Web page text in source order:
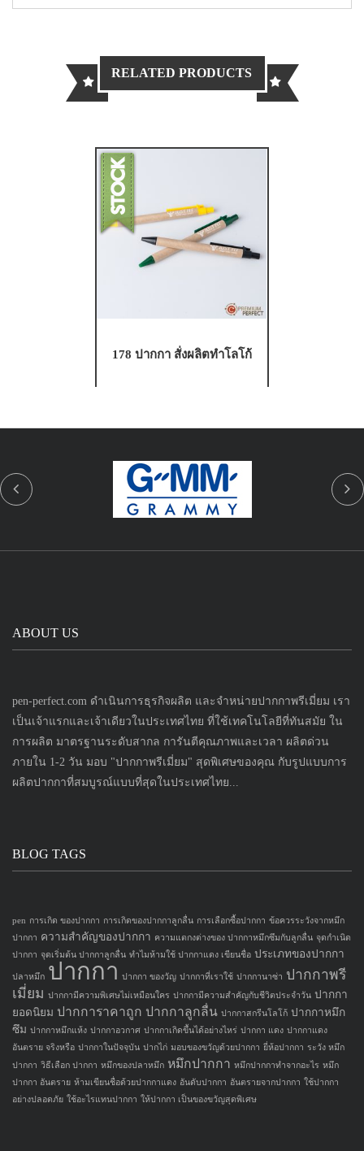
RELATED PRODUCTS
178 ปากกา สั่งผลิตทำโลโก้
ABOUT US
pen-perfect.com ดำเนินการธุรกิจผลิต และจำหน่ายปากกาพรีเมี่ยม เรา
เป็นเจ้าแรกและเจ้าเดียวในประเทศไทย ที่ใช้เทคโนโลยีที่ทันสมัย ใน
การผลิต มาตรฐานระดับสากล การันตีคุณภาพและเวลา ผลิตด่วน
ภายใน 1-2 วัน มอบ "ปากกาพรีเมี่ยม" สุดพิเศษของคุณ กับรูปแบบการ
ผลิตปากกาที่สมบูรณ์แบบที่สุดในประเทศไทย...
BLOG TAGS
pen การเกิด ของปากกา การเกิดของปากกาลูกลื่น การเลือกซื้อปากกา ข้อควรระวังจากหมึก
ปากกา ความสำคัญของปากกา ความแตกงต่างของ ปากกาหมึกซึมกับลูกลื่น จุดกำเนิด
ปากกา จุดเริ่มต้น ปากกาลูกลื่น ทำไมห้ามใช้ ปากกาแดง เขียนชื่อ ประเภทของปากกา
ปลาหมึก ปากกา ปากกา ของวัญ ปากกาที่เราใช้ ปากกานาซ่า ปากกาพรี
เมี่ยม ปากกามีความพิเศษไม่เหมือนใคร ปากกามีความสำคัญกับชีวิตประจำวัน ปากกา
ยอดนิยม ปากการาคาถูก ปากกาลูกลื่น ปากกาสกรีนโลโก้ ปากกาหมึก
ซึม ปากกาหมึกแห้ง ปากกาอวกาศ ปากกาเกิดขึ้นได้อย่างไหร่ ปากกา แดง ปากกาแดง
อันตราย จริงหรือ ปากกาในปัจจุบัน ปากไก่ มอบของขวัญด้วยปากกา ยี่ห้อปากกา ระวัง หมึก
ปากกา วิธีเลือก ปากกา หมึกของปลาหมึก หมึกปากกา หมึกปากกาทำจากอะไร หมึก
ปากกา อันตราย ห้ามเขียนชื่อด้วยปากกาแดง อันดับปากกา อันตรายจากปากกา ใช้ปากกา
อย่างปลอดภัย ใช้อะไรแทนปากกา ให้ปากกา เป็นของขวัญสุดพิเศษ